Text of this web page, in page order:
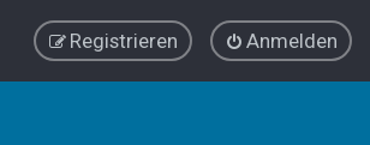
Anmelden
Registrieren